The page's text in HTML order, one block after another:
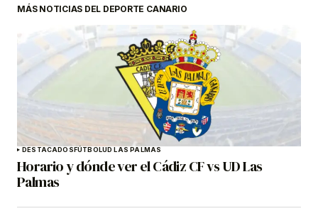
MÁS NOTICIAS DEL DEPORTE CANARIO
DESTACADOSFÚTBOLUD LAS PALMAS
Horario y dónde ver el Cádiz CF vs UD Las
Palmas